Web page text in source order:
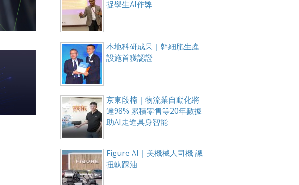
捉學生AI作弊
本地科研成果｜幹細胞生產
設施首獲認證
京東段楠｜物流業自動化將
達98% 累積零售等20年數據
助AI走進具身智能
Figure AI｜美機械人司機 識
扭軚踩油